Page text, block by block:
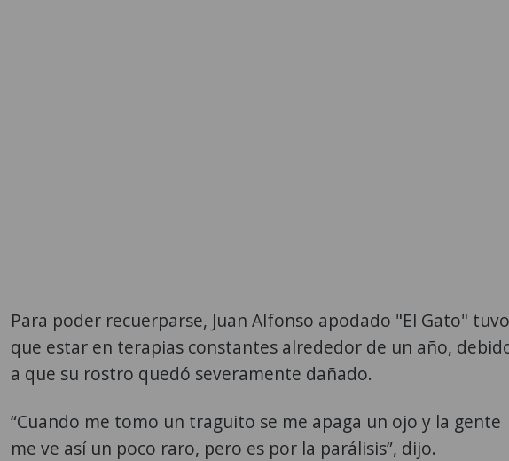
Para poder recuerparse, Juan Alfonso apodado "El Gato" tuvo
que estar en terapias constantes alrededor de un año,
a que su rostro quedó severamente dañado.
“Cuando me tomo un traguito se me apaga un ojo y la gente
me ve así un poco raro, pero es por la parálisis”, dijo.